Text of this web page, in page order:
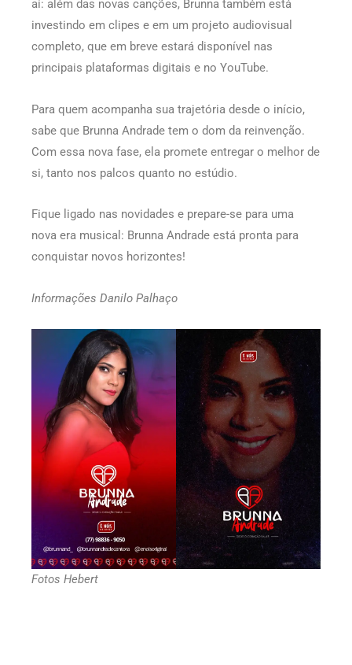
aí: além das novas canções, Brunna também está
investindo em clipes e em um projeto audiovisual
completo, que em breve estará disponível nas
principais plataformas digitais e no YouTube.
Para quem acompanha sua trajetória desde o início,
sabe que Brunna Andrade tem o dom da reinvenção.
Com essa nova fase, ela promete entregar o melhor de
si, tanto nos palcos quanto no estúdio.
Fique ligado nas novidades e prepare-se para uma
nova era musical: Brunna Andrade está pronta para
conquistar novos horizontes!
Informações Danilo Palhaço
Fotos Hebert